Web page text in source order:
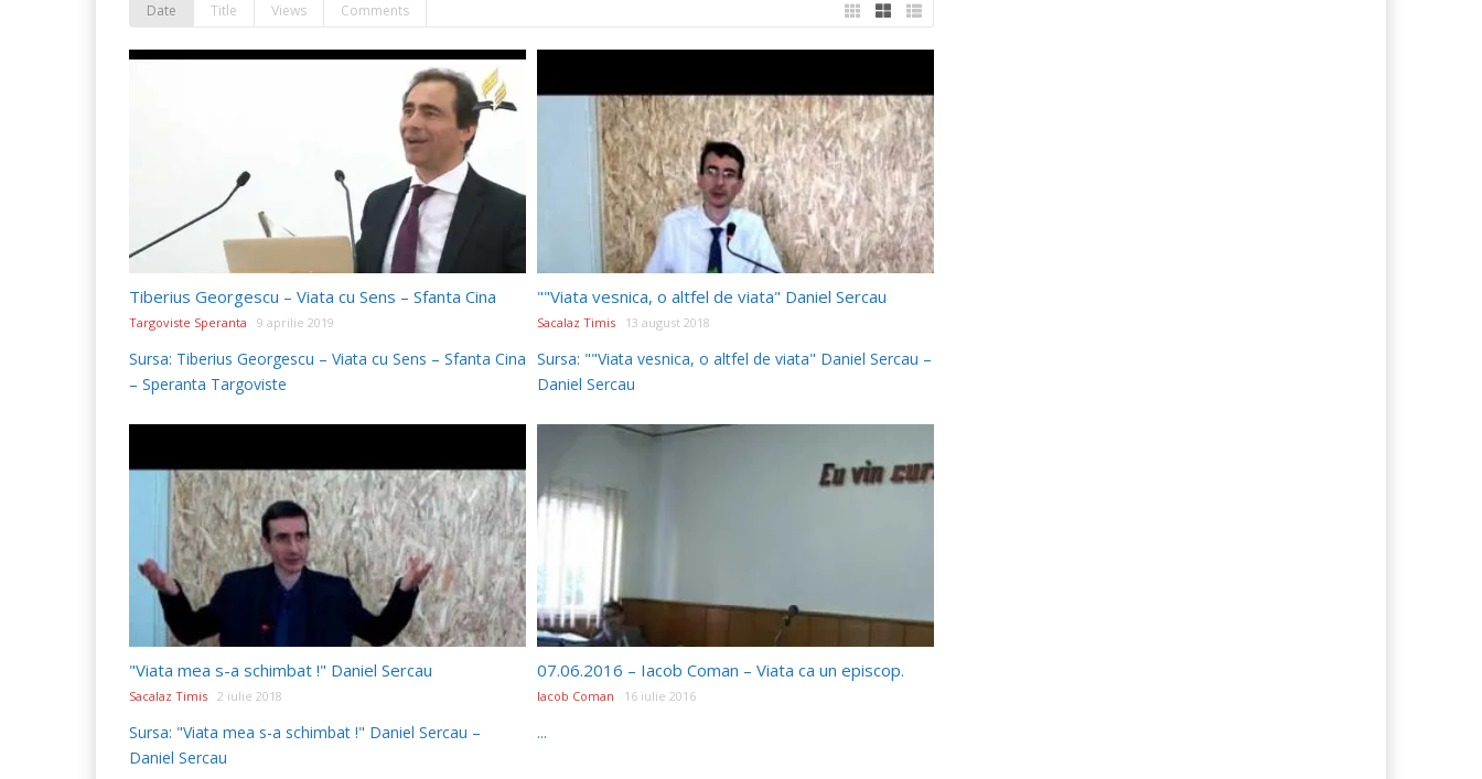
Date Title Views Comments
Tiberius Georgescu – Viata cu Sens – Sfanta Cina
Targoviste Speranta 9 aprilie 2019
Sursa: Tiberius Georgescu – Viata cu Sens – Sfanta Cina
– Speranta Targoviste
""Viata vesnica, o altfel de viata" Daniel Sercau
Sacalaz Timis 13 august 2018
Sursa: ""Viata vesnica, o altfel de viata" Daniel Sercau –
Daniel Sercau
"Viata mea s-a schimbat !" Daniel Sercau
Sacalaz Timis 2 iulie 2018
Sursa: "Viata mea s-a schimbat !" Daniel Sercau –
Daniel Sercau
07.06.2016 – Iacob Coman – Viata ca un episcop.
Iacob Coman 16 iulie 2016
...